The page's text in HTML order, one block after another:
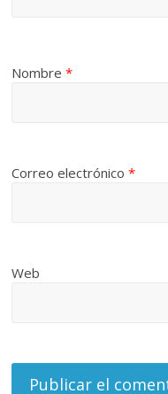
Nombre*
Correo electrónico*
Web